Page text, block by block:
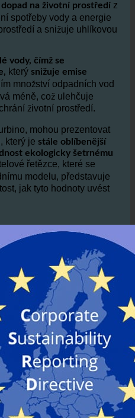
je jedním z největších
na životní prostředí
spotřeby vody a energie
a snižuje uhlíkovou
vody, čímž se
kterýsnižuje emise
množství odpadních vod
méně, což ulehčuje
mohou prezentovat
který jestále oblíbenější
ekologicky šetrnému
řetězce, které se
modelu, představuje
jak tyto hodnoty uvést